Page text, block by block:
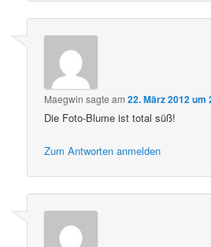
Maegwin sagte am22. März 2012 um
Die Foto-Blume ist total süß!
Zum Antworten anmelden